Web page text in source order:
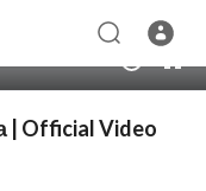
| Official Video